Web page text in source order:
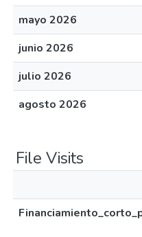
mayo 2026
junio 2026
julio 2026
agosto 2026
File Visits